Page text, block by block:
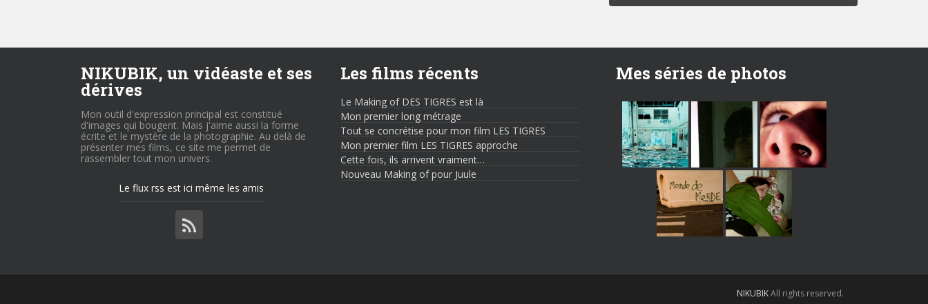
NIKUBIK, un vidéaste et ses
dérives
Mon outil d'expression principal est constitué
d'images qui bougent. Mais j'aime aussi la forme
écrite et le mystère de la photographie. Au delà de
présenter mes films, ce site me permet de
rassembler tout mon univers.
Le flux rss est ici même les amis
Les films récents
Le Making of DES TIGRES est là
Mon premier long métrage
Tout se concrétise pour mon film LES TIGRES
Mon premier film LES TIGRES approche
Cette fois, ils arrivent vraiment…
Nouveau Making of pour Juule
Mes séries de photos
NIKUBIKAll rights reserved.